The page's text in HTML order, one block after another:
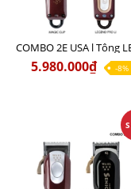
5.980.000₫ -8%